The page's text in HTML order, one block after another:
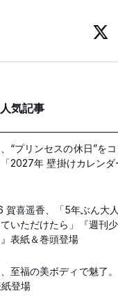
人気記事
“プリンセスの休日”を
「2027年 壁掛けカレンダ
賀喜遥香、「5年ぶん大
いただけたら」『週刊
表紙＆巻頭登場
至福の美ボディで魅了
登場